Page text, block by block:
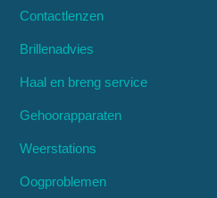
Contactlenzen
Brillenadvies
Haal en breng service
Gehoorapparaten
Weerstations
Oogproblemen